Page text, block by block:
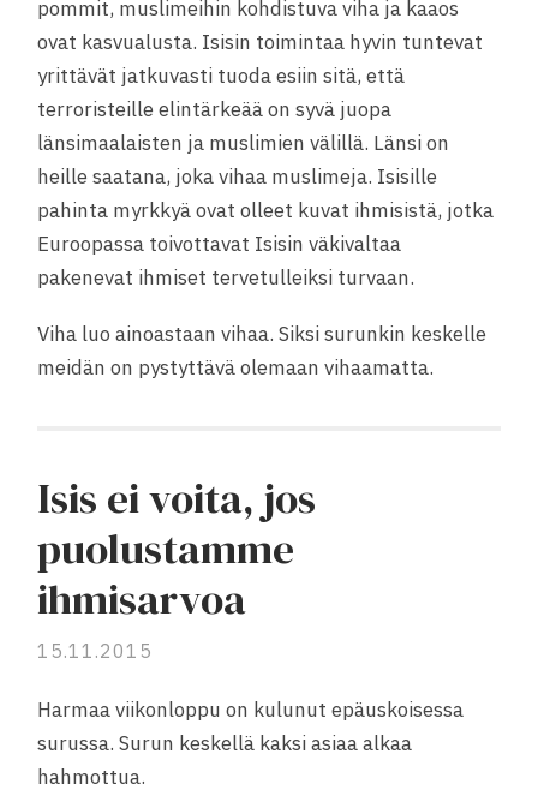
pommit, muslimeihin kohdistuva viha ja kaaos
ovat kasvualusta. Isisin toimintaa hyvin tuntevat
yrittävät jatkuvasti tuoda esiin sitä, että
terroristeille elintärkeää on syvä juopa
länsimaalaisten ja muslimien välillä. Länsi on
heille saatana, joka vihaa muslimeja. Isisille
pahinta myrkkyä ovat olleet kuvat ihmisistä, jotka
Euroopassa toivottavat Isisin väkivaltaa
pakenevat ihmiset tervetulleiksi turvaan.
Viha luo ainoastaan vihaa. Siksi surunkin keskelle
meidän on pystyttävä olemaan vihaamatta.
Isis ei voita, jos
puolustamme
ihmisarvoa
15.11.2015
Harmaa viikonloppu on kulunut epäuskoisessa
surussa. Surun keskellä kaksi asiaa alkaa
hahmottua.